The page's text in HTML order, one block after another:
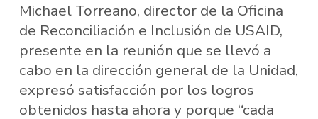
Michael Torreano, director de la Oficina
de Reconciliación e Inclusión de USAID,
presente en la reunión que se llevó a
cabo en la dirección general de la Unidad,
expresó satisfacción por los logros
obtenidos hasta ahora y porque “cada